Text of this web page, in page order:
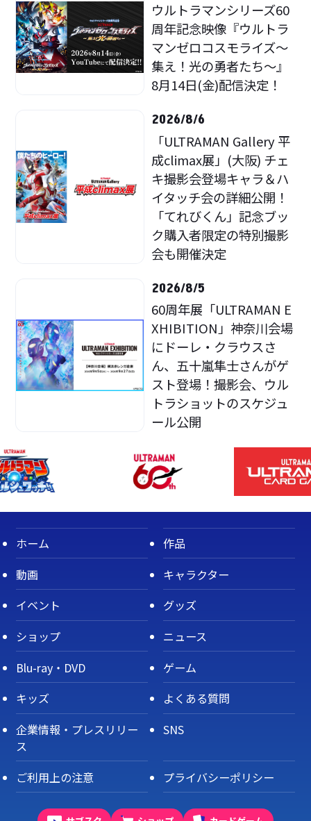
ウルトラマンシリーズ60
周年記念映像『ウルトラ
マンゼロコスモライズ～
集え！光の勇者たち～』
8月14日(金)配信決定！
2026/8/6
「ULTRAMAN Gallery 平
成climax展」(大阪) チェ
キ撮影会登場キャラ＆ハ
イタッチ会の詳細公開！
「てれびくん」記念ブッ
ク購入者限定の特別撮影
会も開催決定
2026/8/5
60周年展「ULTRAMAN E
XHIBITION」神奈川会場
にドーレ・クラウスさ
ん、五十嵐隼士さんがゲ
スト登場！撮影会、ウル
トラショットのスケジュ
ール公開
ホーム
作品
動画
キャラクター
イベント
グッズ
ショップ
ニュース
Blu-ray・DVD
ゲーム
キッズ
よくある質問
企業情報・プレスリリー
ス
SNS
ご利用上の注意 プライバシーポリシー